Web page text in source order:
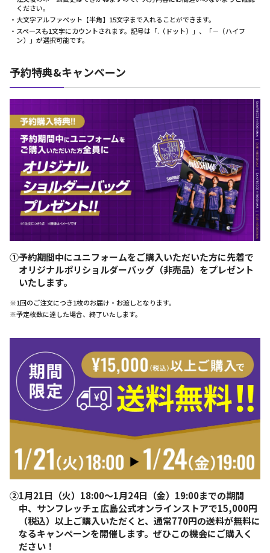
ください。
・大文字アルファベット【半角】15文字まで入れることができます。
・スペースも1文字にカウントされます。記号は「.（ドット）」、「－（ハイフ
ン）」が選択可能です。
予約特典&キャンペーン
①予約期間中にユニフォームをご購入いただいた方に先着で
オリジナルポリショルダーバッグ（非売品）をプレゼント
いたします。
※1回のご注文につき1枚のお届け・お渡しとなります。
※予定枚数に達した場合、終了いたします。
②1月21日（火）18:00～1月24日（金）19:00までの期間
中、サンフレッチェ広島公式オンラインストアで15,000円
（税込）以上ご購入いただくと、通常770円の送料が無料に
なるキャンペーンを開催します。ぜひこの機会にご購入く
ださい！